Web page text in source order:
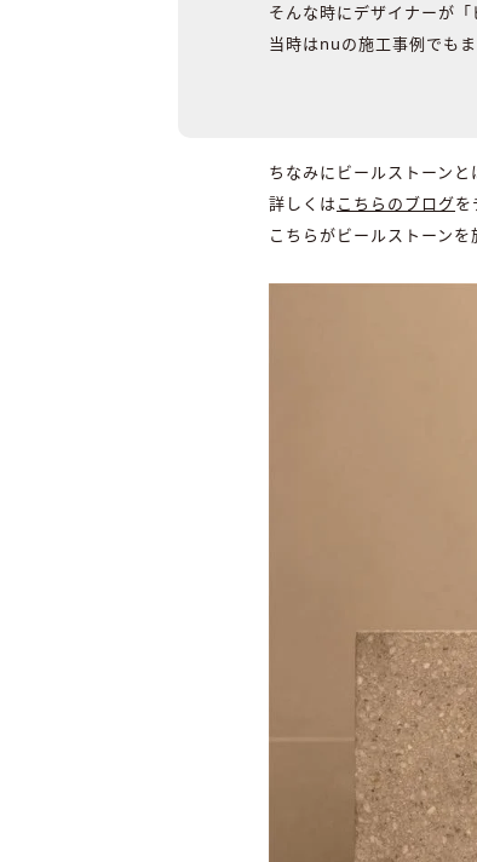
そんな時にデザイナーが「
当時はnuの施工事例でも
ちなみにビールストーン
詳しくはこちらのブログを
こちらがビールストーンを